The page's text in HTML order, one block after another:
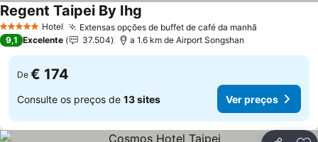
5 Estrelas Hotel Extensas opções de buffet de café da manhã
Regent Taipei By Ihg
9,1 Excelente 37.504 a 1.6 km de Airport Songshan
De € 174
Consulte os preços de 13 sites Ver preços